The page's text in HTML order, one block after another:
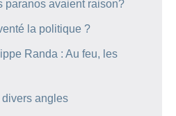
paranos avaient raison?
la politique ?
Randa : Au feu, les
divers angles